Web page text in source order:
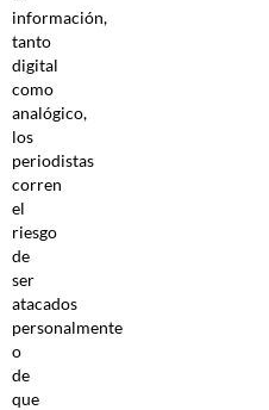
información,
tanto
digital
como
analógico,
los
periodistas
corren
el
riesgo
de
ser
atacados
personalmente
o
de
que